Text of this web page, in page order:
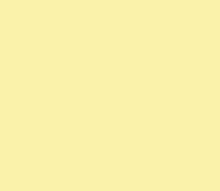
с себя, после чего начала
девушке. Риду всё же
урон. Прежде чем это
девушки, я подобрал лом и
и Рид. И тут оно замерло,
землю... Оно умерло... Мы
девушку, в порядке ли она.
посмотрела на меня, а
"Д-Да, всё в порядке.
чтобы убедиться в том, что
Рид только поднялся, а